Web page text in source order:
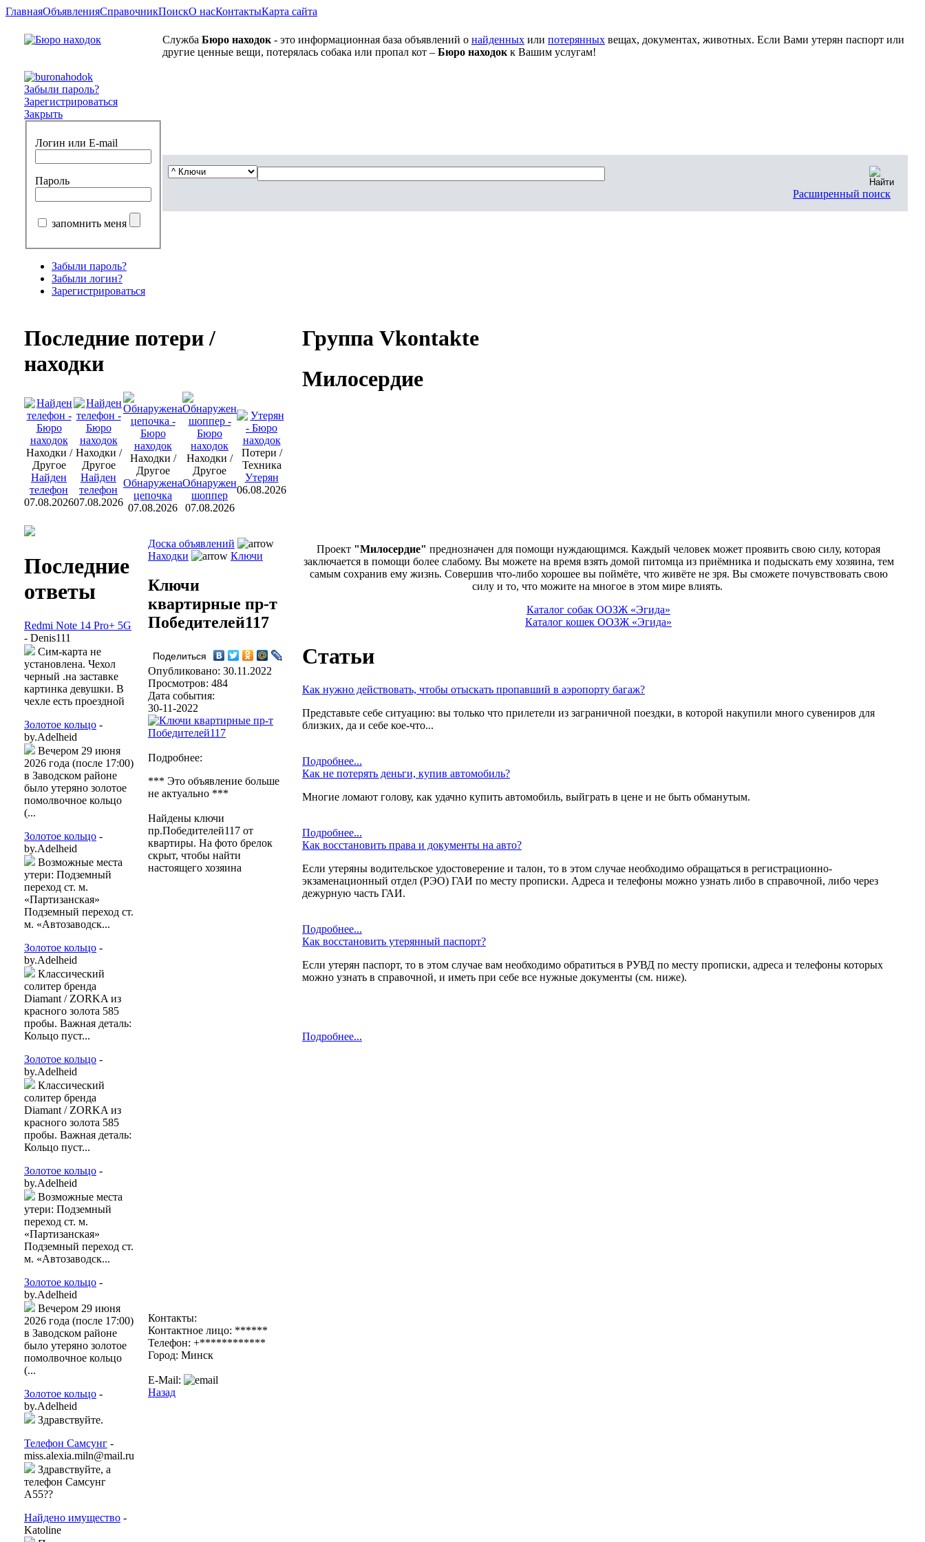
ГлавнаяОбъявленияСправочникПоискО насКонтактыКарта сайта
Служба Бюро находок - это информационная база объявлений о найденных или потерянных вещах, документах, животных. Если Вами утерян паспорт или
другие ценные вещи, потерялась собака или пропал кот – Бюро находок к Вашим услугам!
Забыли пароль?
Зарегистрироваться
Закрыть
Логин или E-mail
Пароль
запомнить меня
Забыли пароль?
Забыли логин?
Зарегистрироваться
Расширенный поиск
Последние потери /
находки
Находки /
Другое
Найден
телефон
07.08.2026
Находки /
Другое
Найден
телефон
07.08.2026
Находки /
Другое
Обнаружена
цепочка
07.08.2026
Находки /
Другое
Обнаружен
шоппер
07.08.2026
Потери /
Техника
Утерян
06.08.2026
Последние
ответы
Redmi Note 14 Pro+ 5G
- Denis111
Сим-карта не
установлена. Чехол
черный .на заставке
картинка девушки. В
чехле есть проездной
Золотое кольцо -
by.Adelheid
Вечером 29 июня
2026 года (после 17:00)
в Заводском районе
было утеряно золотое
помолвочное кольцо
(...
Золотое кольцо -
by.Adelheid
Возможные места
утери: Подземный
переход ст. м.
«Партизанская»
Подземный переход ст.
м. «Автозаводск...
Золотое кольцо -
by.Adelheid
Классический
солитер бренда
Diamant / ZORKA из
красного золота 585
пробы. Важная деталь:
Кольцо пуст...
Золотое кольцо -
by.Adelheid
Классический
солитер бренда
Diamant / ZORKA из
красного золота 585
пробы. Важная деталь:
Кольцо пуст...
Золотое кольцо -
by.Adelheid
Возможные места
утери: Подземный
переход ст. м.
«Партизанская»
Подземный переход ст.
м. «Автозаводск...
Золотое кольцо -
by.Adelheid
Вечером 29 июня
2026 года (после 17:00)
в Заводском районе
было утеряно золотое
помолвочное кольцо
(...
Золотое кольцо -
by.Adelheid
Здравствуйте.
Телефон Самсунг -
miss.alexia.miln@mail.ru
Здравствуйте, а
телефон Самсунг
А55??
Найдено имущество -
Katoline
Доска объявлений
Находки
Ключи
Ключи
квартирные пр-т
Победителей117
Поделиться
Опубликовано: 30.11.2022
Просмотров: 484
Дата события:
30-11-2022
Подробнее:
*** Это объявление больше
не актуально ***
Найдены ключи
пр.Победителей117 от
квартиры. На фото брелок
скрыт, чтобы найти
настоящего хозяина
Контакты:
Контактное лицо: ******
Телефон: +************
Город: Минск
E-Mail:
Назад
Группа Vkontakte
Милосердие
Проект "Милосердие" преднозначен для помощи нуждающимся. Каждый человек может проявить свою силу, которая
заключается в помощи более слабому. Вы можете на время взять домой питомца из приёмника и подыскать ему хозяина, тем
самым сохранив ему жизнь. Совершив что-либо хорошее вы поймёте, что живёте не зря. Вы сможете почувствовать свою
силу и то, что можите на многое в этом мире влиять.
Каталог собак ООЗЖ «Эгида»
Каталог кошек ООЗЖ «Эгида»
Статьи
Как нужно действовать, чтобы отыскать пропавший в аэропорту багаж?
Представьте себе ситуацию: вы только что прилетели из заграничной поездки, в которой накупили много сувениров для
близких, да и себе кое-что...
Подробнее...
Как не потерять деньги, купив автомобиль?
Многие ломают голову, как удачно купить автомобиль, выйграть в цене и не быть обманутым.
Подробнее...
Как восстановить права и документы на авто?
Если утеряны водительское удостоверение и талон, то в этом случае необходимо обращаться в регистрационно-
экзаменационный отдел (РЭО) ГАИ по месту прописки. Адреса и телефоны можно узнать либо в справочной, либо через
дежурную часть ГАИ.
Подробнее...
Как восстановить утерянный паспорт?
Если утерян паспорт, то в этом случае вам необходимо обратиться в РУВД по месту прописки, адреса и телефоны которых
можно узнать в справочной, и иметь при себе все нужные документы (см. ниже).
Подробнее...